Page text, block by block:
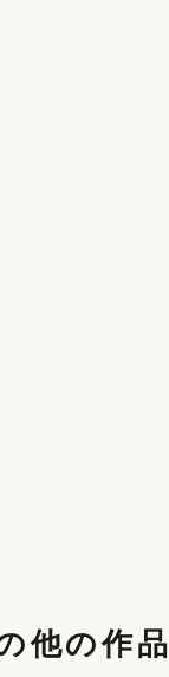
他の作品